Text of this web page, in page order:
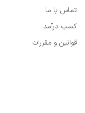
تماس با ما
کسب درآمد
قوانین و مقررات